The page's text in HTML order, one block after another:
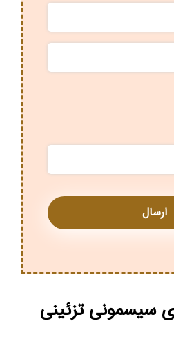
سیسمونی تزئینی